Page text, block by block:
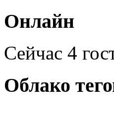
Онлайн
Сейчас 4
Облако